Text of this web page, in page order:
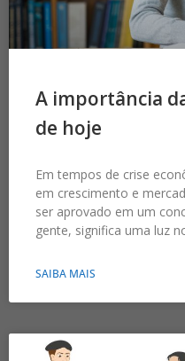
A importância
de hoje
Em tempos de crise
em crescimento e
ser aprovado em um
gente, significa uma luz
SAIBA MAIS